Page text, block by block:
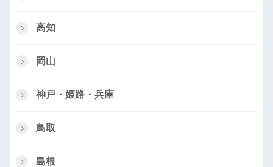
高知
岡山
神戸・姫路・兵庫
鳥取
島根